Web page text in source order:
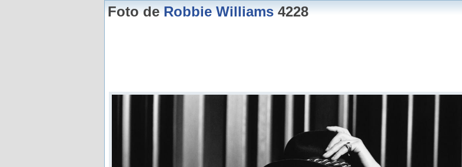
Foto deRobbie Williams4228